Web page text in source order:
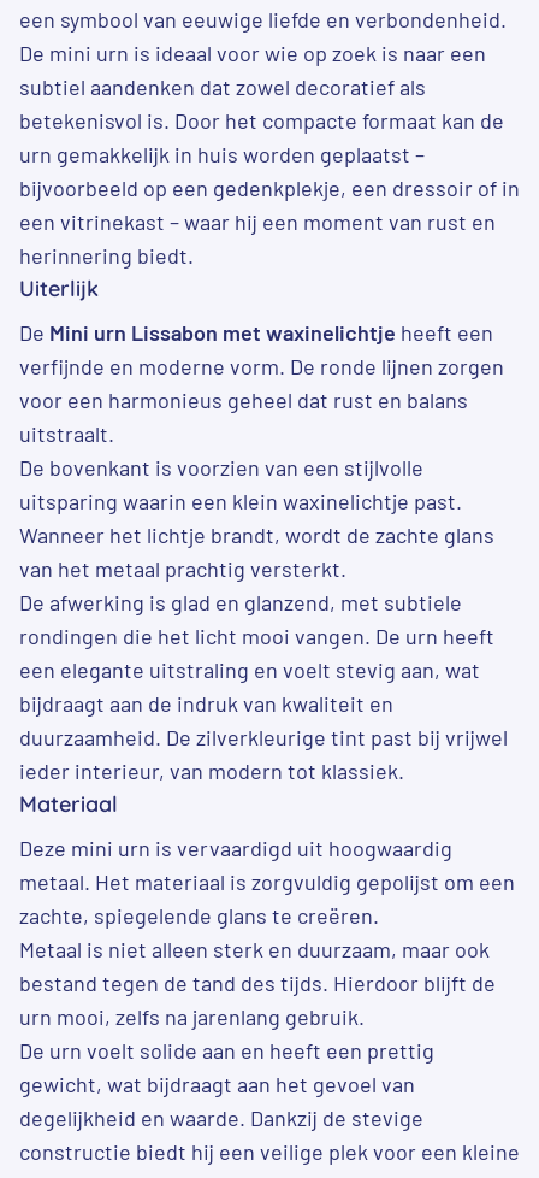
een symbool van eeuwige liefde en verbondenheid.
De mini urn is ideaal voor wie op zoek is naar een
subtiel aandenken dat zowel decoratief als
betekenisvol is. Door het compacte formaat kan de
urn gemakkelijk in huis worden geplaatst –
bijvoorbeeld op een gedenkplekje, een dressoir of in
een vitrinekast – waar hij een moment van rust en
herinnering biedt.
Uiterlijk
De Mini urn Lissabon met waxinelichtje heeft een
verfijnde en moderne vorm. De ronde lijnen zorgen
voor een harmonieus geheel dat rust en balans
uitstraalt.
De bovenkant is voorzien van een stijlvolle
uitsparing waarin een klein waxinelichtje past.
Wanneer het lichtje brandt, wordt de zachte glans
van het metaal prachtig versterkt.
De afwerking is glad en glanzend, met subtiele
rondingen die het licht mooi vangen. De urn heeft
een elegante uitstraling en voelt stevig aan, wat
bijdraagt aan de indruk van kwaliteit en
duurzaamheid. De zilverkleurige tint past bij vrijwel
ieder interieur, van modern tot klassiek.
Materiaal
Deze mini urn is vervaardigd uit hoogwaardig
metaal. Het materiaal is zorgvuldig gepolijst om een
zachte, spiegelende glans te creëren.
Metaal is niet alleen sterk en duurzaam, maar ook
bestand tegen de tand des tijds. Hierdoor blijft de
urn mooi, zelfs na jarenlang gebruik.
De urn voelt solide aan en heeft een prettig
gewicht, wat bijdraagt aan het gevoel van
degelijkheid en waarde. Dankzij de stevige
constructie biedt hij een veilige plek voor een kleine